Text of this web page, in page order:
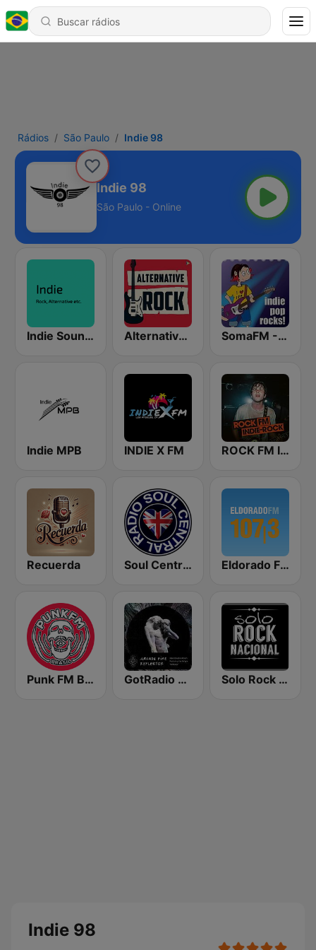
Rádios São Paulo Indie 98
Indie 98
São Paulo - Online
Indie Sound Session Alternative Flash Rock SomaFM - Indie Pop Rocks!
Indie MPB INDIE X FM ROCK FM INDIE ROCK
Recuerda Soul Central Radio Eldorado FM 107.3
Punk FM Brasil GotRadio - Indie Underground Solo Rock Nacional
Indie 98